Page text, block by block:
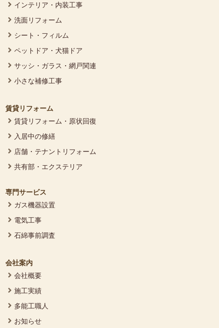
インテリア・内装工事
洗面リフォーム
シート・フィルム
ペットドア・犬猫ドア
サッシ・ガラス・網戸関連
小さな補修工事
賃貸リフォーム
賃貸リフォーム・原状回復
入居中の修繕
店舗・テナントリフォーム
共有部・エクステリア
専門サービス
ガス機器設置
電気工事
石綿事前調査
会社案内
会社概要
施工実績
多能工職人
お知らせ